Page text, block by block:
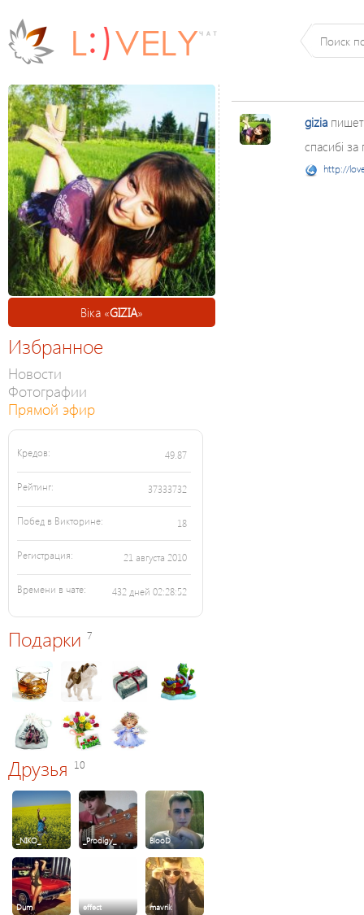
Віка «GIZIA»
Избранное
Новости
Фотографии
Прямой эфир
Кредов: 49.87
Рейтинг: 37333732
Побед в Викторине: 18
Регистрация: 21 августа 2010
Времени в чате: 432 дней 02:28:52
Подарки 7
Друзья 10
_NIKO_ _Prodigy_ BlooD
Dum effect mavrik
gizia
спасибі
http://